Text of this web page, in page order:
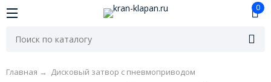
0
Главная → Дисковый затвор с пневмоприводом